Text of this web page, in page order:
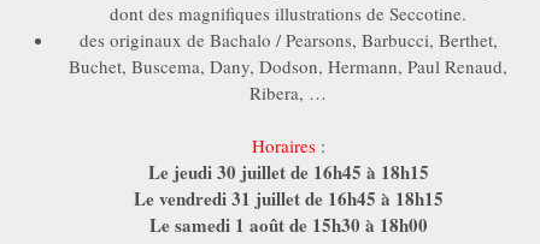
dont des magnifiques illustrations de Seccotine.
des originaux de Bachalo / Pearsons, Barbucci, Berthet,
Buchet, Buscema, Dany, Dodson, Hermann, Paul Renaud,
Ribera, …
Horaires:
Le jeudi 30 juillet de 16h45 à 18h15
Le vendredi 31 juillet de 16h45 à 18h15
Le samedi 1 août de 15h30 à 18h00